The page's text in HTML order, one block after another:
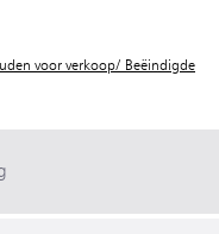
voor verkoop/ Beëindigde